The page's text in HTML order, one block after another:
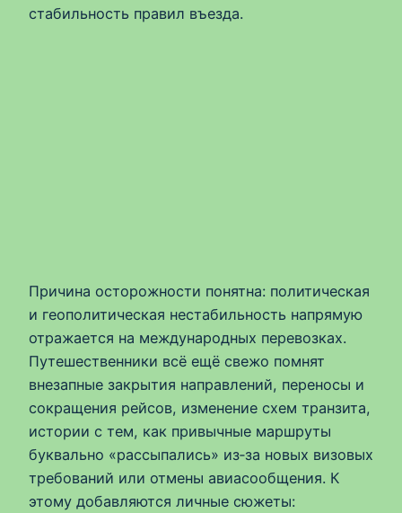
стабильность правил въезда.
Причина осторожности понятна: политическая
и геополитическая нестабильность напрямую
отражается на международных перевозках.
Путешественники всё ещё свежо помнят
внезапные закрытия направлений, переносы и
сокращения рейсов, изменение схем транзита,
истории с тем, как привычные маршруты
буквально «рассыпались» из‑за новых визовых
требований или отмены авиасообщения. К
этому добавляются личные сюжеты: